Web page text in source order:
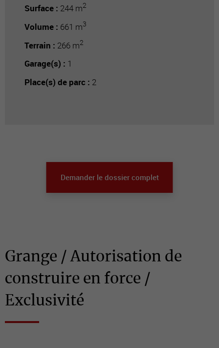
Surface : 244 m2
Volume : 661 m3
Terrain : 266 m2
Garage(s) : 1
Place(s) de parc : 2
Grange / Autorisation de
construire en force /
Exclusivité
Demander le dossier complet